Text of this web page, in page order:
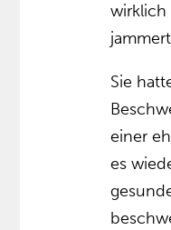
wirklich
Sie
einer
es